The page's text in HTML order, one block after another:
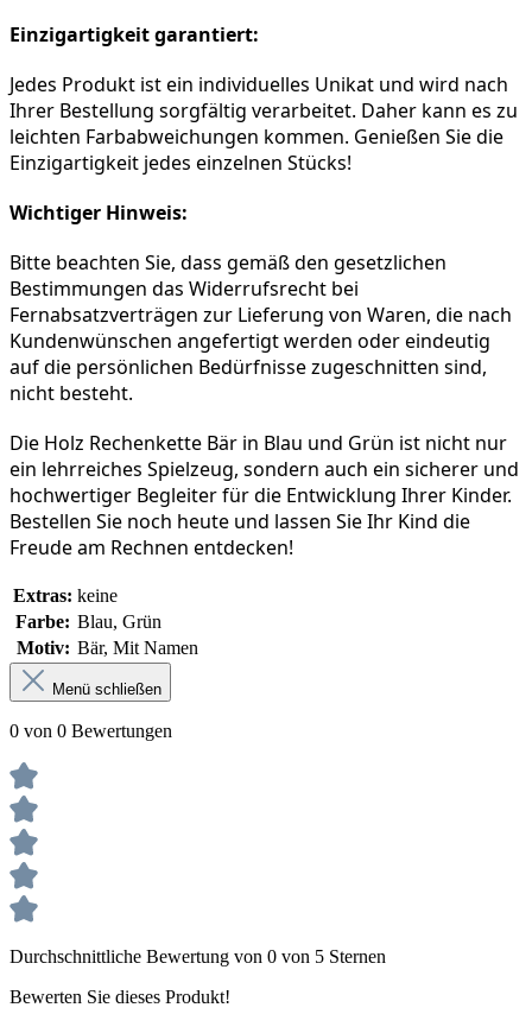
Einzigartigkeit garantiert:
Jedes Produkt ist ein individuelles Unikat und wird nach
Ihrer Bestellung sorgfältig verarbeitet. Daher kann es zu
leichten Farbabweichungen kommen. Genießen Sie die
Einzigartigkeit jedes einzelnen Stücks!
Wichtiger Hinweis:
Bitte beachten Sie, dass gemäß den gesetzlichen
Bestimmungen das Widerrufsrecht bei
Fernabsatzverträgen zur Lieferung von Waren, die nach
Kundenwünschen angefertigt werden oder eindeutig
auf die persönlichen Bedürfnisse zugeschnitten sind,
nicht besteht.
Die Holz Rechenkette Bär in Blau und Grün ist nicht nur
ein lehrreiches Spielzeug, sondern auch ein sicherer und
hochwertiger Begleiter für die Entwicklung Ihrer Kinder.
Bestellen Sie noch heute und lassen Sie Ihr Kind die
Freude am Rechnen entdecken!
Extras: keine
Farbe: Blau, Grün
Motiv: Bär, Mit Namen
Menü schließen
0 von 0 Bewertungen
Durchschnittliche Bewertung von 0 von 5 Sternen
Bewerten Sie dieses Produkt!